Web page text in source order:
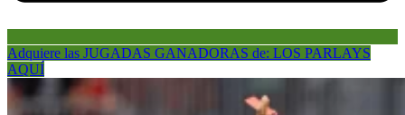
Adquiere las JUGADAS GANADORAS de: LOS PARLAYS
AQUÍ